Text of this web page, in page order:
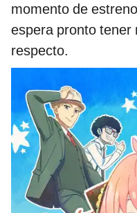
momento de
espera pronto tener
respecto.